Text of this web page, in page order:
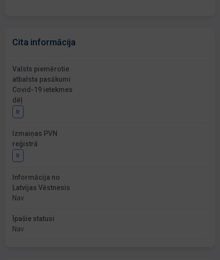
Cita informācija
Valsts piemērotie
atbalsta pasākumi
Covid-19 ietekmes
dēļ
Ir
Izmaiņas PVN
reģistrā
Ir
Informācija no
Latvijas Vēstnesis
Nav
Īpašie statusi
Nav